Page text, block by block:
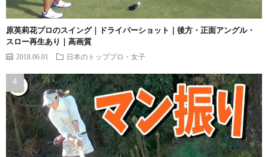
原英莉花プロのスイング｜ドライバーショット｜後方・正面アングル・
スロー再生あり｜高画質
2018.06.01 日本のトッププロ・女子